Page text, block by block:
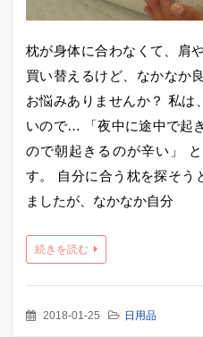
枕が身体に合わなくて、肩
買い替えるけど、なかなか
お悩みありませんか？ 私は
いので… 「夜中に途中で起
ので朝起きるのが辛い」
す。 自分に合う枕を探そう
ましたが、なかなか自分
続きを読む
2018-01-25 日用品